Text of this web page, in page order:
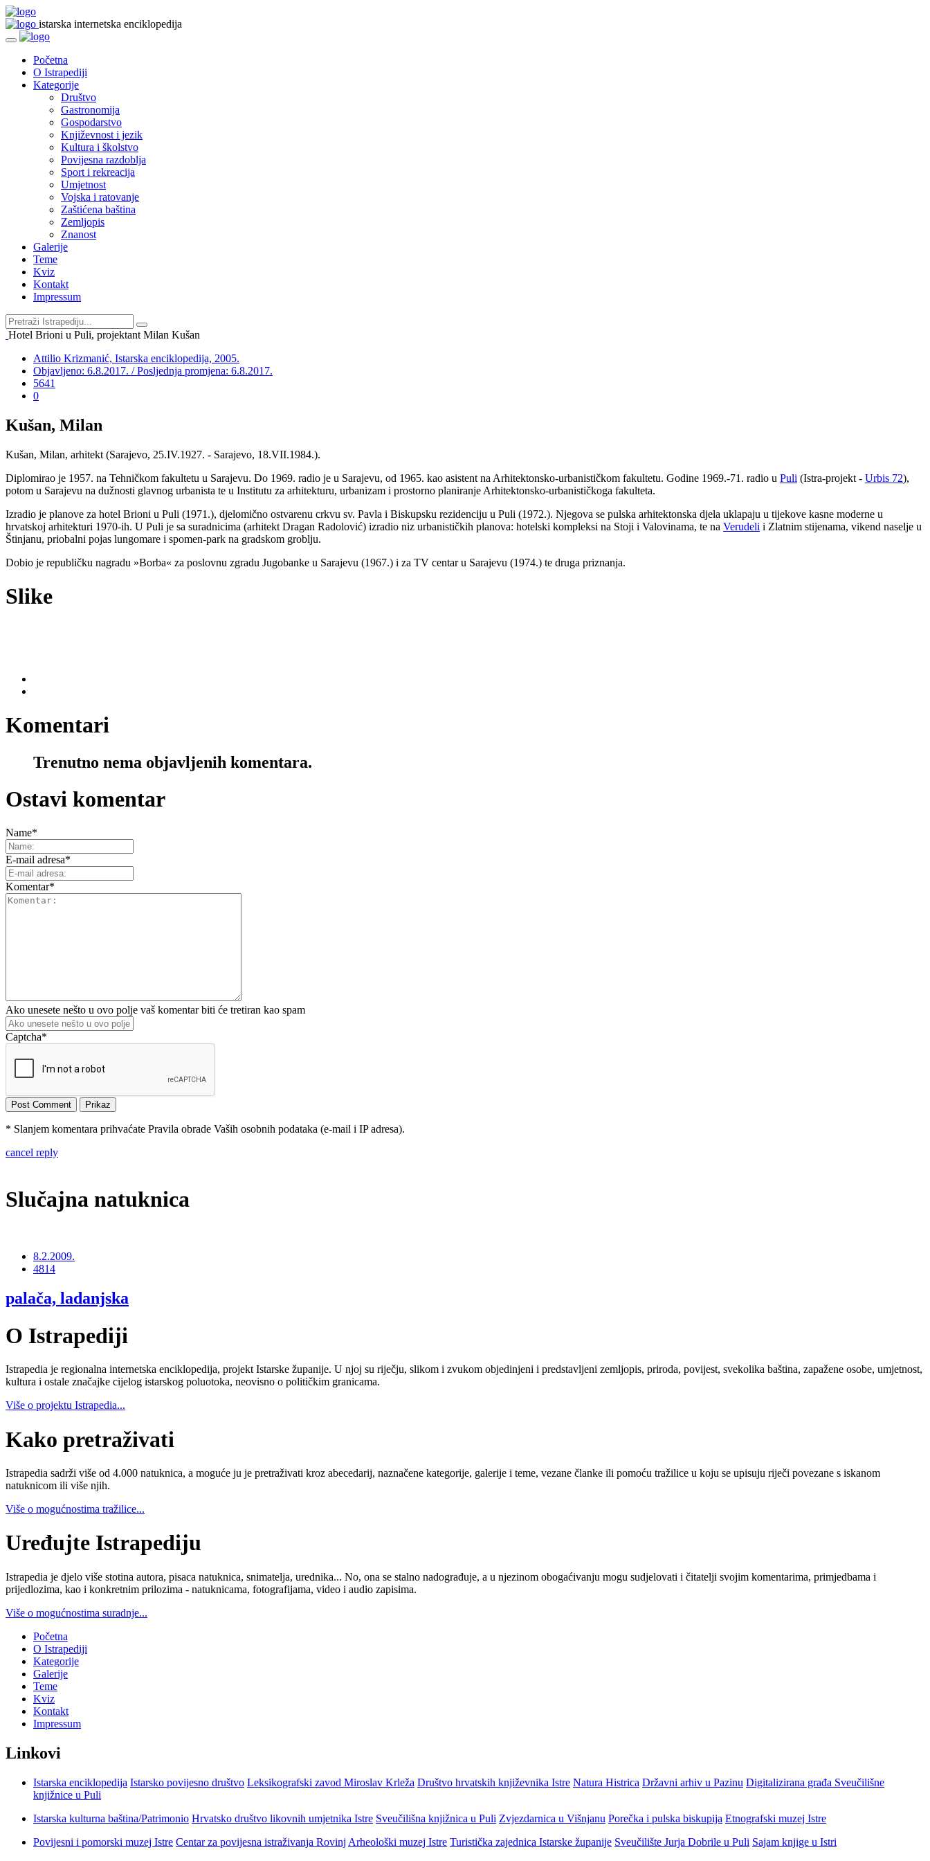
istarska internetska enciklopedija
Početna
O Istrapediji
Kategorije
Društvo
Gastronomija
Gospodarstvo
Književnost i jezik
Kultura i školstvo
Povijesna razdoblja
Sport i rekreacija
Umjetnost
Vojska i ratovanje
Zaštićena baština
Zemljopis
Znanost
Galerije
Teme
Kviz
Kontakt
Impressum
Hotel Brioni u Puli, projektant Milan Kušan
Attilio Krizmanić, Istarska enciklopedija, 2005.
Objavljeno: 6.8.2017. / Posljednja promjena: 6.8.2017.
5641
0
Kušan, Milan
Kušan, Milan, arhitekt (Sarajevo, 25.IV.1927. - Sarajevo, 18.VII.1984.).
Diplomirao je 1957. na Tehničkom fakultetu u Sarajevu. Do 1969. radio je u Sarajevu, od 1965. kao asistent na Arhitektonsko-urbanističkom fakultetu. Godine 1969.-71. radio u Puli (Istra-projekt - Urbis 72),
potom u Sarajevu na dužnosti glavnog urbanista te u Institutu za arhitekturu, urbanizam i prostorno planiranje Arhitektonsko-urbanističkoga fakulteta.
Izradio je planove za hotel Brioni u Puli (1971.), djelomično ostvarenu crkvu sv. Pavla i Biskupsku rezidenciju u Puli (1972.). Njegova se pulska arhitektonska djela uklapaju u tijekove kasne moderne u
hrvatskoj arhitekturi 1970-ih. U Puli je sa suradnicima (arhitekt Dragan Radolović) izradio niz urbanističkih planova: hotelski kompleksi na Stoji i Valovinama, te na Verudeli i Zlatnim stijenama, vikend naselje u
Štinjanu, priobalni pojas lungomare i spomen-park na gradskom groblju.
Dobio je republičku nagradu »Borba« za poslovnu zgradu Jugobanke u Sarajevu (1967.) i za TV centar u Sarajevu (1974.) te druga priznanja.
Slike
Komentari
Trenutno nema objavljenih komentara.
Ostavi komentar
Name*
E-mail adresa*
Komentar*
Ako unesete nešto u ovo polje vaš komentar biti će tretiran kao spam
Captcha*
* Slanjem komentara prihvaćate Pravila obrade Vaših osobnih podataka (e-mail i IP adresa).
cancel reply
Slučajna natuknica
8.2.2009.
4814
palača, ladanjska
O Istrapediji
Istrapedia je regionalna internetska enciklopedija, projekt Istarske županije. U njoj su riječju, slikom i zvukom objedinjeni i predstavljeni zemljopis, priroda, povijest, svekolika baština, zapažene osobe, umjetnost,
kultura i ostale značajke cijelog istarskog poluotoka, neovisno o političkim granicama.
Više o projektu Istrapedia...
Kako pretraživati
Istrapedia sadrži više od 4.000 natuknica, a moguće ju je pretraživati kroz abecedarij, naznačene kategorije, galerije i teme, vezane članke ili pomoću tražilice u koju se upisuju riječi povezane s iskanom
natuknicom ili više njih.
Više o mogućnostima tražilice...
Uređujte Istrapediju
Istrapedia je djelo više stotina autora, pisaca natuknica, snimatelja, urednika... No, ona se stalno nadograđuje, a u njezinom obogaćivanju mogu sudjelovati i čitatelji svojim komentarima, primjedbama i
prijedlozima, kao i konkretnim prilozima - natuknicama, fotografijama, video i audio zapisima.
Više o mogućnostima suradnje...
Početna
O Istrapediji
Kategorije
Galerije
Teme
Kviz
Kontakt
Impressum
Linkovi
Istarska enciklopedija Istarsko povijesno društvo Leksikografski zavod Miroslav Krleža Društvo hrvatskih književnika Istre Natura Histrica Državni arhiv u Pazinu Digitalizirana građa Sveučilišne
knjižnice u Puli
Istarska kulturna baština/Patrimonio Hrvatsko društvo likovnih umjetnika Istre Sveučilišna knjižnica u Puli Zvjezdarnica u Višnjanu Porečka i pulska biskupija Etnografski muzej Istre
Povijesni i pomorski muzej Istre Centar za povijesna istraživanja Rovinj Arheološki muzej Istre Turistička zajednica Istarske županije Sveučilište Jurja Dobrile u Puli Sajam knjige u Istri